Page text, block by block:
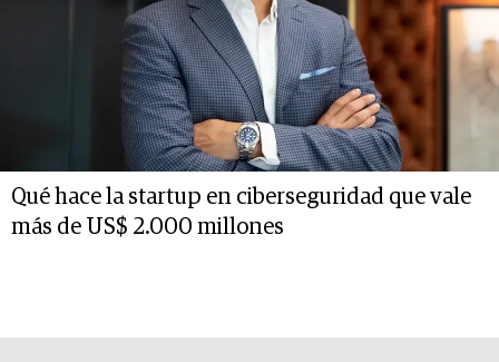
Qué hace la startup en ciberseguridad que vale
más de US$ 2.000 millones